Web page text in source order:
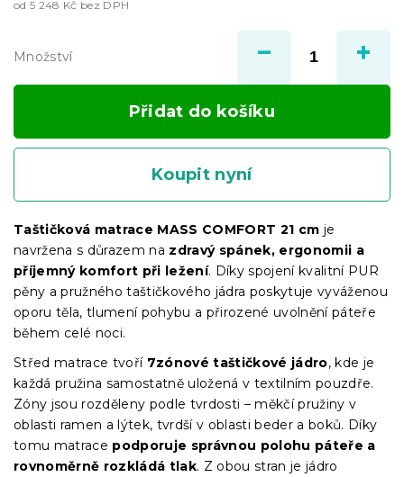
od 5 248 Kč bez DPH
Množství
Přidat do košíku
Koupit nyní
Taštičková matrace MASS COMFORT 21 cm je
navržena s důrazem na zdravý spánek, ergonomii a
příjemný komfort při ležení. Díky spojení kvalitní PUR
pěny a pružného taštičkového jádra poskytuje vyváženou
oporu těla, tlumení pohybu a přirozené uvolnění páteře
během celé noci.
Střed matrace tvoří 7zónové taštičkové jádro, kde je
každá pružina samostatně uložená v textilním pouzdře.
Zóny jsou rozděleny podle tvrdosti – měkčí pružiny v
oblasti ramen a lýtek, tvrdší v oblasti beder a boků. Díky
tomu matrace podporuje správnou polohu páteře a
rovnoměrně rozkládá tlak. Z obou stran je jádro